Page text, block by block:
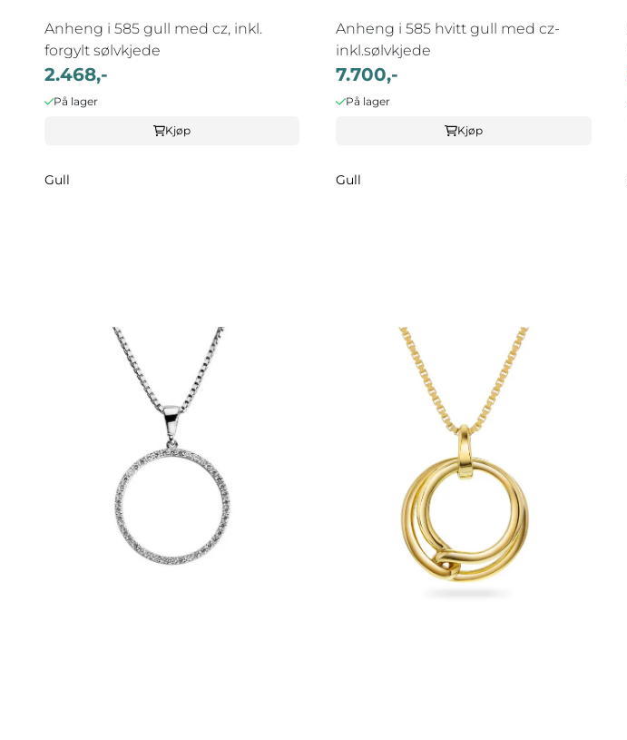
Anheng i 585 gull med cz, inkl.
forgylt sølvkjede
2.468,-
På lager
Kjøp
Anheng i 585 hvitt gull med cz-
inkl.sølvkjede
7.700,-
På lager
Kjøp
Gull Gull